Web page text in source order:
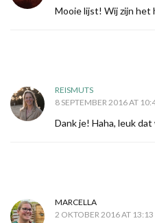
Mooie lijst! Wij zijn het
REISMUTS
8 SEPTEMBER 2016 AT
Dank je! Haha, leuk
MARCELLA
2 OKTOBER 2016 AT 13:13